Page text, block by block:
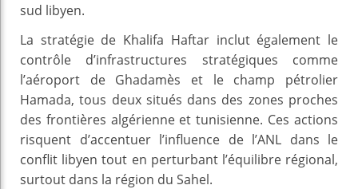
sud libyen.
La stratégie de Khalifa Haftar inclut également le
contrôle d’infrastructures stratégiques comme
l’aéroport de Ghadamès et le champ pétrolier
Hamada, tous deux situés dans des zones proches
des frontières algérienne et tunisienne. Ces actions
risquent d’accentuer l’influence de l’ANL dans le
conflit libyen tout en perturbant l’équilibre régional,
surtout dans la région du Sahel.